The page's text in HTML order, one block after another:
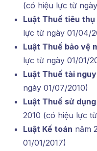
(có hiệu lực từ
Luật Thuế tiêu
lực từ ngày 01/04/
Luật Thuế bảo vệ
lực từ ngày 01/01/
Luật Thuế tài
ngày 01/07/2010)
Luật Thuế sử
2010 (có hiệu lực
Luật Kế toán năm
01/01/2017)